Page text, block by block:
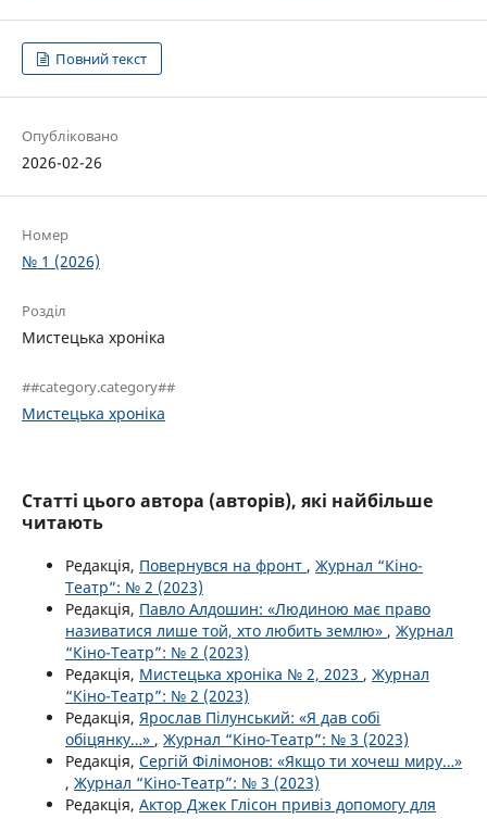
Повний текст
Опубліковано
2026-02-26
Номер
№ 1 (2026)
Розділ
Мистецька хроніка
##category.category##
Мистецька хроніка
Статті цього автора (авторів), які найбільше
читають
Редакція, Повернувся на фронт , Журнал “Кіно-
Театр”: № 2 (2023)
Редакція, Павло Алдошин: «Людиною має право
називатися лише той, хто любить землю» , Журнал
“Кіно-Театр”: № 2 (2023)
Редакція, Мистецька хроніка № 2, 2023 , Журнал
“Кіно-Театр”: № 2 (2023)
Редакція, Ярослав Пілунський: «Я дав собі
обіцянку…» , Журнал “Кіно-Театр”: № 3 (2023)
Редакція, Сергій Філімонов: «Якщо ти хочеш миру…»
, Журнал “Кіно-Театр”: № 3 (2023)
Редакція, Актор Джек Глісон привіз допомогу для